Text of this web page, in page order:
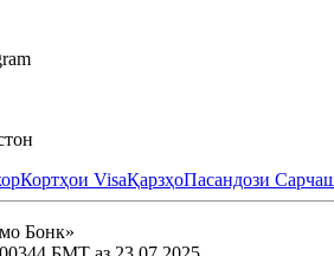
Кортҳои VisaҚарзҳоПасандози
Бонк»